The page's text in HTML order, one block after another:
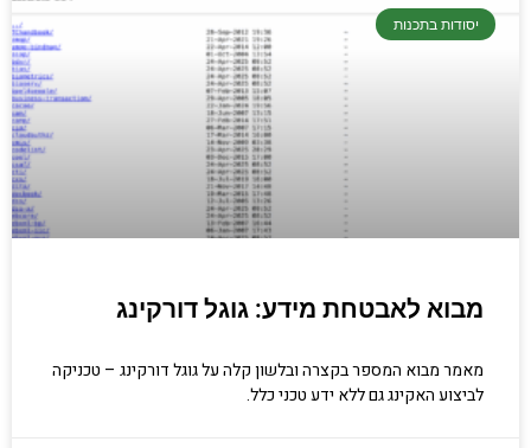
קריפטוגרפיה, ביצועים, אבטחת מידע ומידע
יסודי וחשוב שגם מתכנתים מנוסים לא תמיד
יודעים.
הכנסו עכשיו
יסודות בתכנות
מבוא לאבטחת מידע: גוגל דורקינג
מאמר מבוא המספר בקצרה ובלשון קלה על גוגל דורקינג – טכניקה
לביצוע האקינג גם ללא ידע טכני כלל.